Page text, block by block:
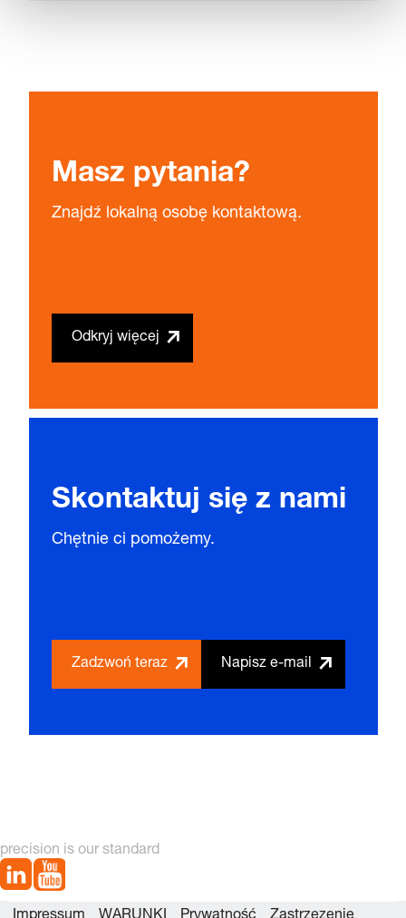
Masz pytania?
Znajdź lokalną osobę kontaktową.
Odkryj więcej
Skontaktuj się z nami
Chętnie ci pomożemy.
Zadzwoń teraz Napisz e-mail
precision is our standard